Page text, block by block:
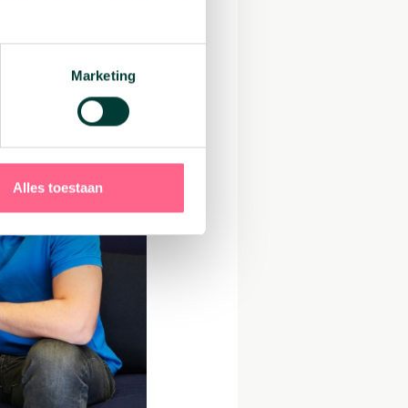
Marketing
Alles toestaan
hypotheek ga
Ga niet